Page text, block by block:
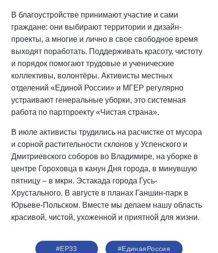
В благоустройстве принимают участие и сами
граждане: они выбирают территории и дизайн-
проекты, а многие и лично в свое свободное время
выходят поработать. Поддерживать красоту, чистоту
и порядок помогают трудовые и ученические
коллективы, волонтёры. Активисты местных
отделений «Единой России» и МГЕР регулярно
устраивают генеральные уборки, это системная
работа по партпроекту «Чистая страна».
В июле активисты трудились на расчистке от мусора
и сорной растительности склонов у Успенского и
Дмитриевского соборов во Владимире, на уборке в
центре Гороховца в канун Дня города, в минувшую
пятницу – в мкрн. Эстакада города Гусь-
Хрустального. В августе в планах Ганшин-парк в
Юрьеве-Польском. Вместе мы делаем нашу область
красивой, чистой, ухоженной и приятной для жизни.
#ЕР33 #‎ЕдинаяРоссия